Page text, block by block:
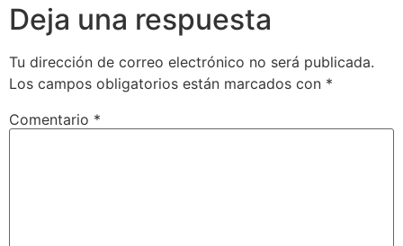
Deja una respuesta
Tu dirección de correo electrónico no será publicada.
Los campos obligatorios están marcados con *
Comentario *